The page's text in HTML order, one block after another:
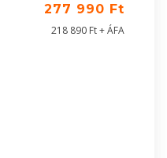
277 990 Ft
218 890 Ft + ÁFA